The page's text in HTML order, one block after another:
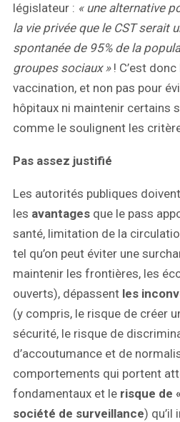
législateur : « une alternative
la vie privée que le CST serait
spontanée de 95% de la
groupes sociaux »! C’est
vaccination, et non pas pour
hôpitaux ni maintenir certains
comme le soulignent les
Pas assez justifié
Les autorités publiques doivent
les avantages que le pass
santé, limitation de la
tel qu’on peut éviter une
maintenir les frontières, les
ouverts), dépassent les
(y compris, le risque de créer
sécurité, le risque de
d’accoutumance et de
comportements qui portent
fondamentaux et le risque de
société de surveillance) qu’il